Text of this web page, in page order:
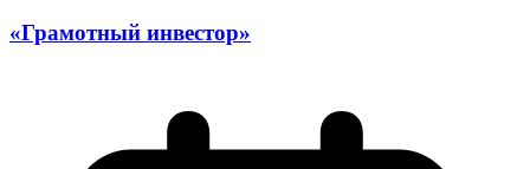
«Грамотный инвестор»